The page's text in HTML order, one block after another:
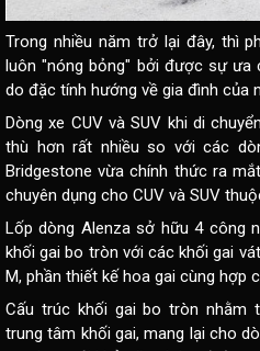
Trong nhiều năm trở lại đây, thì
luôn "nóng bỏng" bởi được sự ưa
do đặc tính hướng về gia đình của
Dòng xe CUV và SUV khi di
thù hơn rất nhiều so với các
Bridgestone vừa chính thức ra
chuyên dụng cho CUV và SUV
Lốp dòng Alenza sở hữu 4 công
khối gai bo tròn với các khối gai
M, phần thiết kế hoa gai cùng hợp
Cấu trúc khối gai bo tròn nhằm
trung tâm khối gai, mang lại cho